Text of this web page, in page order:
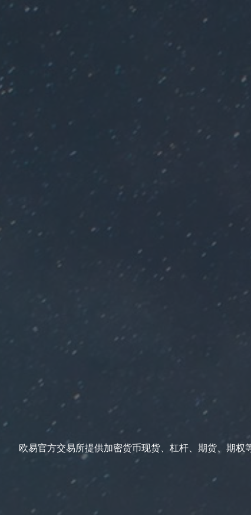
欧易官方交易所提供加密货币现货、杠杆、期货、期